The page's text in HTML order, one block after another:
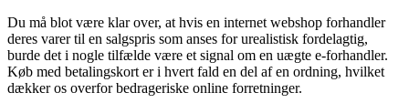
Du må blot være klar over, at hvis en internet webshop forhandler
deres varer til en salgspris som anses for urealistisk fordelagtig,
burde det i nogle tilfælde være et signal om en uægte e-forhandler.
Køb med betalingskort er i hvert fald en del af en ordning, hvilket
dækker os overfor bedrageriske online forretninger.